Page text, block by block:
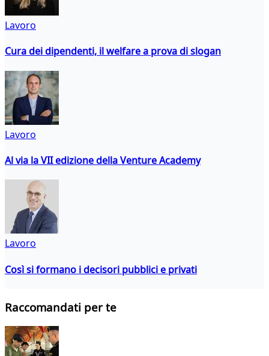
Lavoro
Cura dei dipendenti, il welfare a prova di slogan
Lavoro
Al via la VII edizione della Venture Academy
Lavoro
Così si formano i decisori pubblici e privati
Raccomandati per te